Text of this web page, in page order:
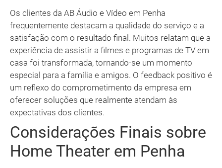
Os clientes da AB Áudio e Vídeo em Penha
frequentemente destacam a qualidade do serviço e a
satisfação com o resultado final. Muitos relatam que a
experiência de assistir a filmes e programas de TV em
casa foi transformada, tornando-se um momento
especial para a família e amigos. O feedback positivo é
um reflexo do comprometimento da empresa em
oferecer soluções que realmente atendam às
expectativas dos clientes.
Considerações Finais sobre
Home Theater em Penha